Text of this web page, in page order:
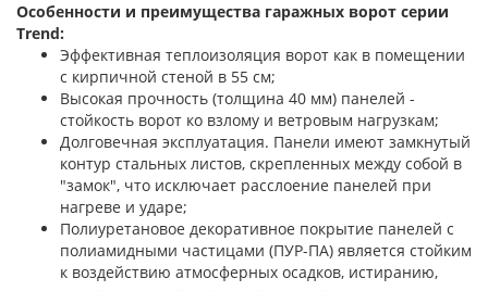
Особенности и преимущества гаражных ворот серии
Trend:
Эффективная теплоизоляция ворот как в помещении
с кирпичной стеной в 55 см;
Высокая прочность (толщина 40 мм) панелей -
стойкость ворот ко взлому и ветровым нагрузкам;
Долговечная эксплуатация. Панели имеют замкнутый
контур стальных листов, скрепленных между собой в
"замок", что исключает расслоение панелей при
нагреве и ударе;
Полиуретановое декоративное покрытие панелей с
полиамидными частицами (ПУР-ПА) является стойким
к воздействию атмосферных осадков, истиранию,